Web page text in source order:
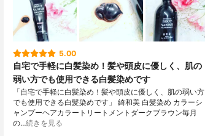
5.00
自宅で手軽に白髪染め！髪や頭皮に優しく、肌の
弱い方でも使用できる白髪染めです
「自宅で手軽に白髪染め！髪や頭皮に優しく、肌の弱い方
でも使用できる白髪染めです」 綺和美 白髪染め カラーシ
ャンプーヘアカラートリートメントダークブラウン毎月
の…続きを見る